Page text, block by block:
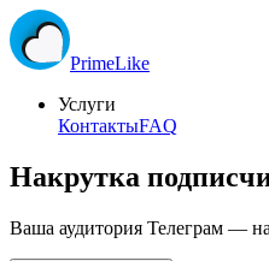
PrimeLike
Услуги
КонтактыFAQ
Накрутка
Ваша аудитория Телеграм —